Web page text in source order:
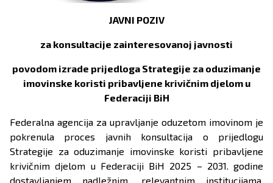
JAVNI POZIV
za konsultacije zainteresovanoj javnosti
povodom izrade prijedloga Strategije za oduzimanje
imovinske koristi pribavljene krivičnim djelom u
Federaciji BiH
Federalna agencija za upravljanje oduzetom imovinom je
pokrenula proces javnih konsultacija o prijedlogu
Strategije za oduzimanje imovinske koristi pribavljene
krivičnim djelom u Federaciji BiH 2025 – 2031. godine
dostavljanjem nadležnim, relevantnim institucijama,